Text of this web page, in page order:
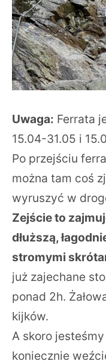
Uwaga: Ferrata
15.04-31.05 i
Po przejściu
można tam coś
wyruszyć w
Zejście to
dłuższą,
stromymi
już zajechane
ponad 2h.
kijków.
A skoro
koniecznie